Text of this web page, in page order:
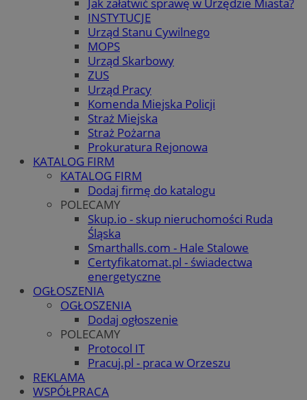
INSTYTUCJE
Urząd Stanu Cywilnego
MOPS
Urząd Skarbowy
ZUS
Urząd Pracy
Komenda Miejska Policji
Straż Miejska
Straż Pożarna
Prokuratura Rejonowa
KATALOG FIRM
KATALOG FIRM
Dodaj firmę do katalogu
POLECAMY
Skup.io - skup nieruchomości Ruda
Śląska
Smarthalls.com - Hale Stalowe
Certyfikatomat.pl - świadectwa
energetyczne
OGŁOSZENIA
OGŁOSZENIA
Dodaj ogłoszenie
POLECAMY
Protocol IT
Pracuj.pl - praca w Orzeszu
REKLAMA
WSPÓŁPRACA